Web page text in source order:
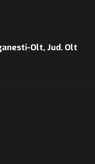
Olt, Jud. Olt